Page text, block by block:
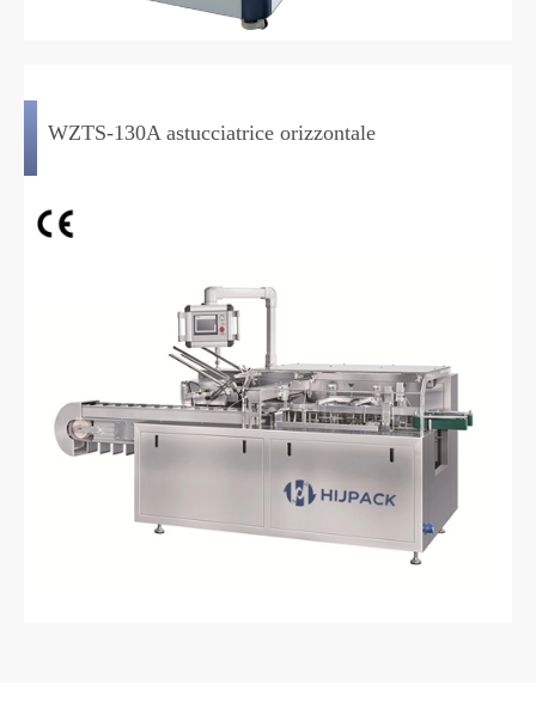
WZTS-130A astucciatrice orizzontale